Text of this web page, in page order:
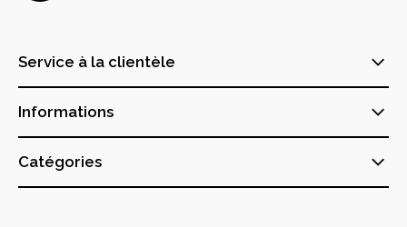
Service à la clientèle
Informations
Catégories